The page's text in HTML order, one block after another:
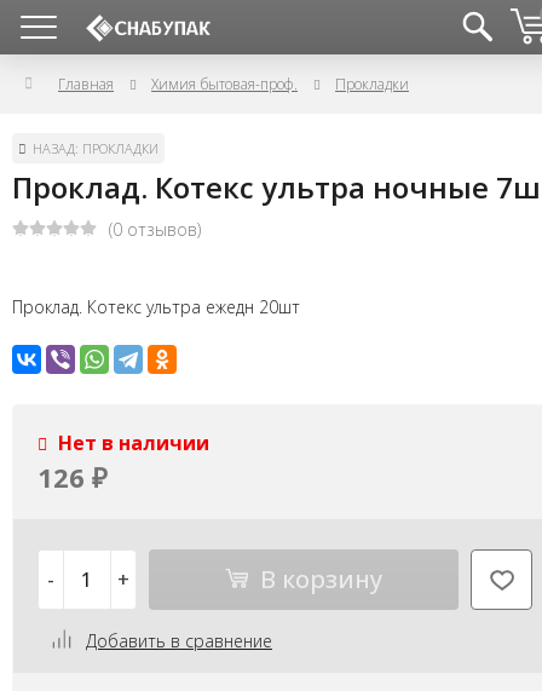
Главная Химия бытовая-проф. Прокладки
НАЗАД: ПРОКЛАДКИ
Проклад. Котекс ультра ночные
(0 отзывов)
Проклад. Котекс ультра ежедн 20шт
Нет в наличии
126 ₽
- + В корзину
Добавить в сравнение